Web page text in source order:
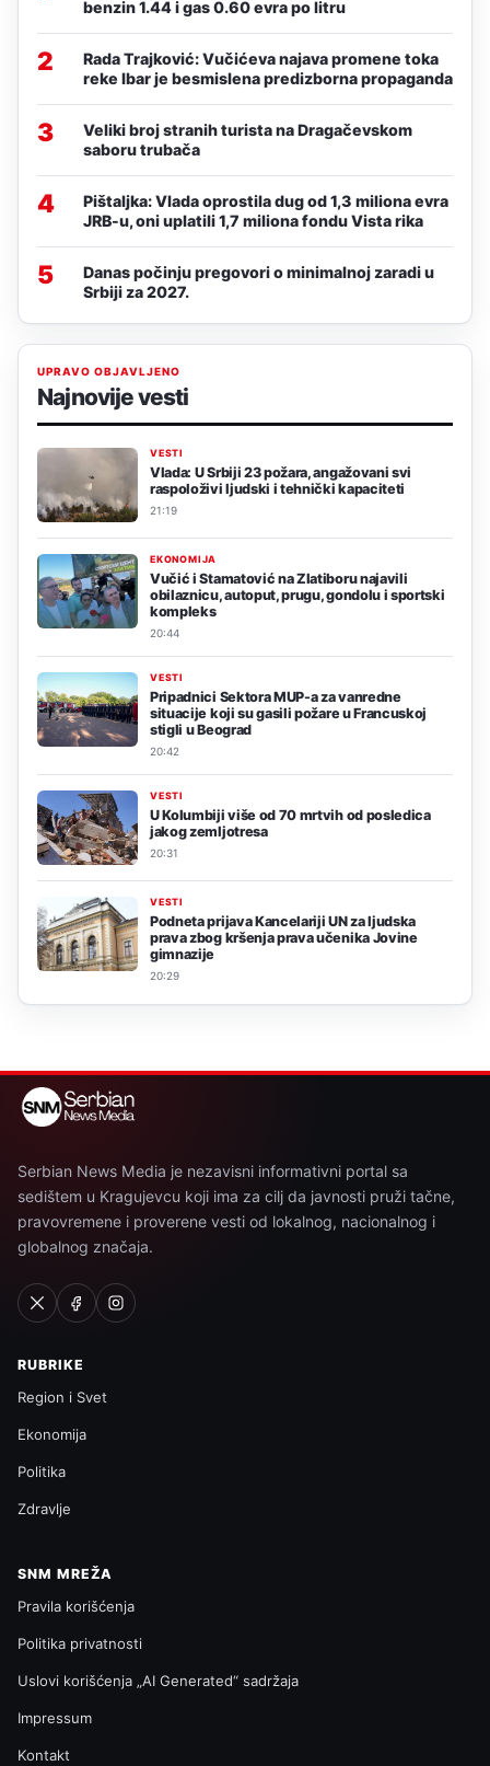
benzin 1.44 i gas 0.60 evra po litru
2
Rada Trajković: Vučićeva najava promene toka
reke Ibar je besmislena predizborna propaganda
3
Veliki broj stranih turista na Dragačevskom
saboru trubača
4
Pištaljka: Vlada oprostila dug od 1,3 miliona evra
JRB-u, oni uplatili 1,7 miliona fondu Vista rika
5
Danas počinju pregovori o minimalnoj zaradi u
Srbiji za 2027.
UPRAVO OBJAVLJENO
Najnovije vesti
VESTI
Vlada: U Srbiji 23 požara, angažovani svi
raspoloživi ljudski i tehnički kapaciteti
21:19
EKONOMIJA
Vučić i Stamatović na Zlatiboru najavili
obilaznicu, autoput, prugu, gondolu i sportski
kompleks
20:44
VESTI
Pripadnici Sektora MUP-a za vanredne
situacije koji su gasili požare u Francuskoj
stigli u Beograd
20:42
VESTI
U Kolumbiji više od 70 mrtvih od posledica
jakog zemljotresa
20:31
VESTI
Podneta prijava Kancelariji UN za ljudska
prava zbog kršenja prava učenika Jovine
gimnazije
20:29
Serbian News Media je nezavisni informativni portal sa
sedištem u Kragujevcu koji ima za cilj da javnosti pruži tačne,
pravovremene i proverene vesti od lokalnog, nacionalnog i
globalnog značaja.
RUBRIKE
Region i Svet
Ekonomija
Politika
Zdravlje
SNM MREŽA
Pravila korišćenja
Politika privatnosti
Uslovi korišćenja „AI Generated“ sadržaja
Impressum
Kontakt